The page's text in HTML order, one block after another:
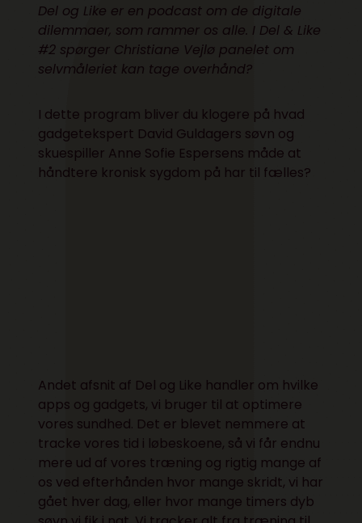
Del og Like er en podcast om de digitale
dilemmaer, som rammer os alle. I Del & Like
#2 spørger Christiane Vejlø panelet om
selvmåleriet kan tage overhånd?
I dette program bliver du klogere på hvad
gadgetekspert David Guldagers søvn og
skuespiller Anne Sofie Espersens måde at
håndtere kronisk sygdom på har til fælles?
Andet afsnit af Del og Like handler om hvilke
apps og gadgets, vi bruger til at optimere
vores sundhed. Det er blevet nemmere at
tracke vores tid i løbeskoene, så vi får endnu
mere ud af vores træning og rigtig mange af
os ved efterhånden hvor mange skridt, vi har
gået hver dag, eller hvor mange timers dyb